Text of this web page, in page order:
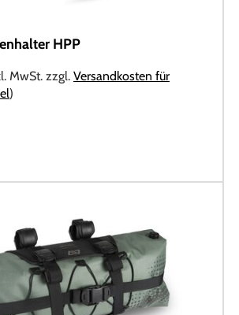
HPP
MwSt. zzgl. Versandkosten für
)